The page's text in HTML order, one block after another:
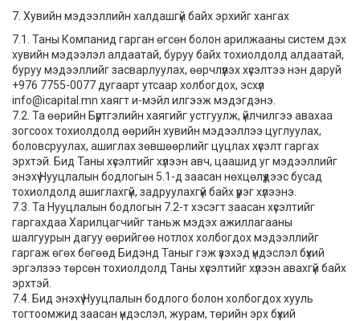
7. Хувийн мэдээллийн халдашгүй байх эрхийг хангах
7.1. Таны Компанид гарган өгсөн болон арилжааны систем дэх
хувийн мэдээлэл алдаатай, буруу байх тохиолдолд алдаатай,
буруу мэдээллийг засварлуулах, өөрчлүүлэх хүсэлтээ нэн даруй
+976 7755-0077 дугаарт утсаар холбогдох, эсхүл
info@icapital.mn хаягт и-мэйл илгээж мэдэгдэнэ.
7.2. Та өөрийн Бүртгэлийн хаягийг устгуулж, үйлчилгээ авахаа
зогсоох тохиолдолд өөрийн хувийн мэдээллээ цуглуулах,
боловсруулах, ашиглах зөвшөөрлийг цуцлах хүсэлт гаргах
эрхтэй. Бид Таны хүсэлтийг хүлээн авч, цаашид уг мэдээллийг
энэхүү Нууцлалын бодлогын 5.1-д заасан нөхцөлүүдээс бусад
тохиолдолд ашиглахгүй, задруулахгүй байх үүрэг хүлээнэ.
7.3. Та Нууцлалын бодлогын 7.2-т хэсэгт заасан хүсэлтийг
гаргахдаа Харилцагчийг таньж мэдэх ажиллагааны
шалгуурын дагуу өөрийгөө нотлох холбогдох мэдээллийг
гаргаж өгөх бөгөөд Бидэнд Таныг гэж үзэхэд үндэслэл бүхий
эргэлзээ төрсөн тохиолдолд Таны хүсэлтийг хүлээн авахгүй байх
эрхтэй.
7.4. Бид энэхүү Нууцлалын бодлого болон холбогдох хууль
тогтоомжид заасан үндэслэл, журам, төрийн эрх бүхий